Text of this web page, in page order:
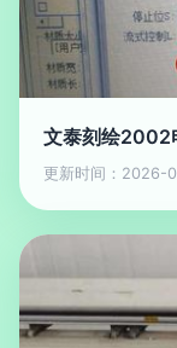
文泰刻绘2002
更新时间：2026-